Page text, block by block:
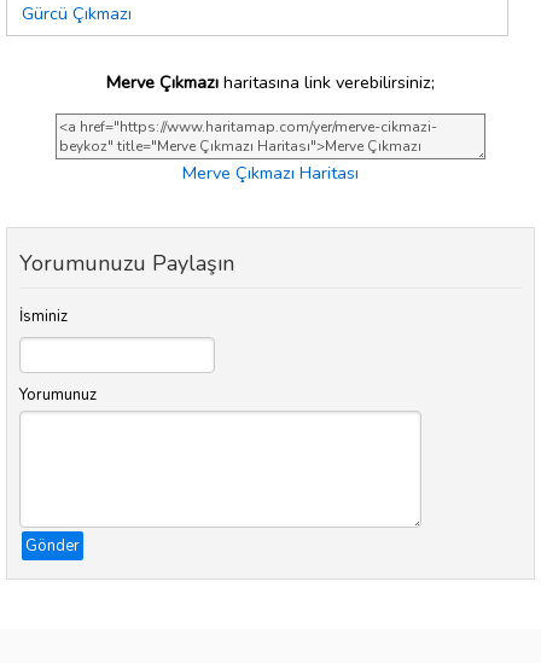
Gürcü Çıkmazı
Merve Çıkmazı haritasına link verebilirsiniz;
Merve Çıkmazı Haritası
Yorumunuzu Paylaşın
İsminiz
Yorumunuz
Gönder